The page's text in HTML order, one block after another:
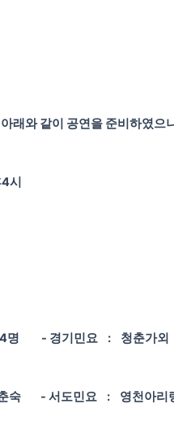
래와 같이 공연을 준비하였으
시
명
- 경기민요 : 청춘가외
숙
- 서도민요 : 영천아리